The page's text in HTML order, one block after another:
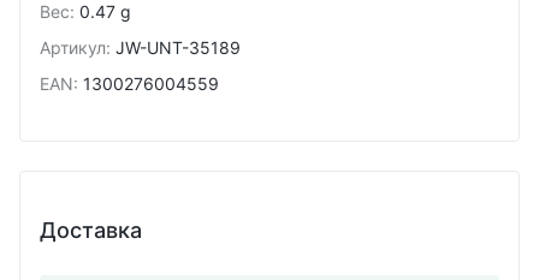
Вес: 0.47 g
Артикул: JW-UNT-35189
EAN: 1300276004559
Доставка